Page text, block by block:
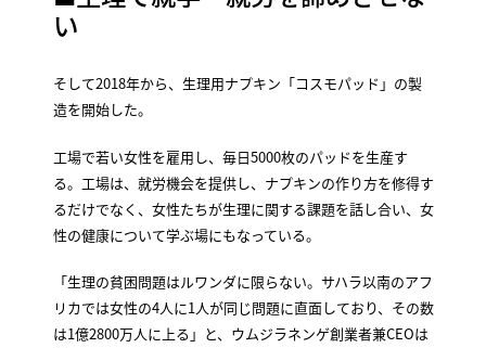
い
そして2018年から、生理用ナプキン「コスモパッド」の製
造を開始した。
工場で若い女性を雇用し、毎日5000枚のパッドを生産す
る。工場は、就労機会を提供し、ナプキンの作り方を修得す
るだけでなく、女性たちが生理に関する課題を話し合い、女
性の健康について学ぶ場にもなっている。
「生理の貧困問題はルワンダに限らない。サハラ以南のアフ
リカでは女性の4人に1人が同じ問題に直面しており、その数
は1億2800万人に上る」と、ウムジラネンゲ創業者兼CEOは